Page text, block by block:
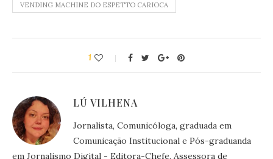
VENDING MACHINE DO ESPETTO CARIOCA
1
LÚ VILHENA
Jornalista, Comunicóloga, graduada em
Comunicação Institucional e Pós-graduanda
em Jornalismo Digital - Editora-Chefe, Assessora de